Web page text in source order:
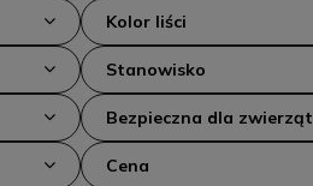
Kolor liści
Stanowisko
Bezpieczna dla zwierząt
Cena